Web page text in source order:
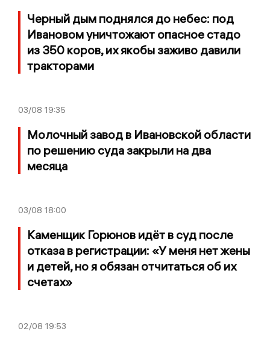
Черный дым поднялся до небес: под
Ивановом уничтожают опасное стадо
из 350 коров, их якобы заживо давили
тракторами
03/08 19:35
Молочный завод в Ивановской области
по решению суда закрыли на два
месяца
03/08 18:00
Каменщик Горюнов идёт в суд после
отказа в регистрации: «У меня нет жены
и детей, но я обязан отчитаться об их
счетах»
02/08 19:53